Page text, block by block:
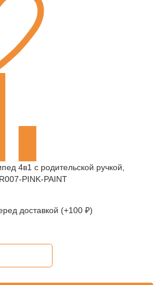
4в1 с родительской ручкой,
PINK-PAINT
доставкой (+100 ₽)